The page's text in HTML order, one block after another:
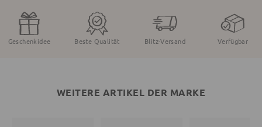
Geschenkidee Beste Qualität Blitz-Versand Verfügbar
WEITERE ARTIKEL DER MARKE